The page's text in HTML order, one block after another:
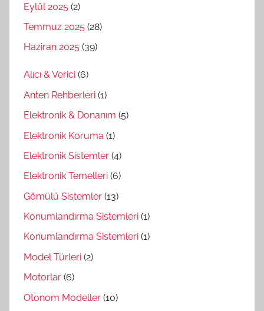
Eylül 2025 (2)
Temmuz 2025 (28)
Haziran 2025 (39)
Alıcı & Verici (6)
Anten Rehberleri (1)
Elektronik & Donanım (5)
Elektronik Koruma (1)
Elektronik Sistemler (4)
Elektronik Temelleri (6)
Gömülü Sistemler (13)
Konumlandırma Sistemleri (1)
Konumlandırma Sistemleri (1)
Model Türleri (2)
Motorlar (6)
Otonom Modeller (10)